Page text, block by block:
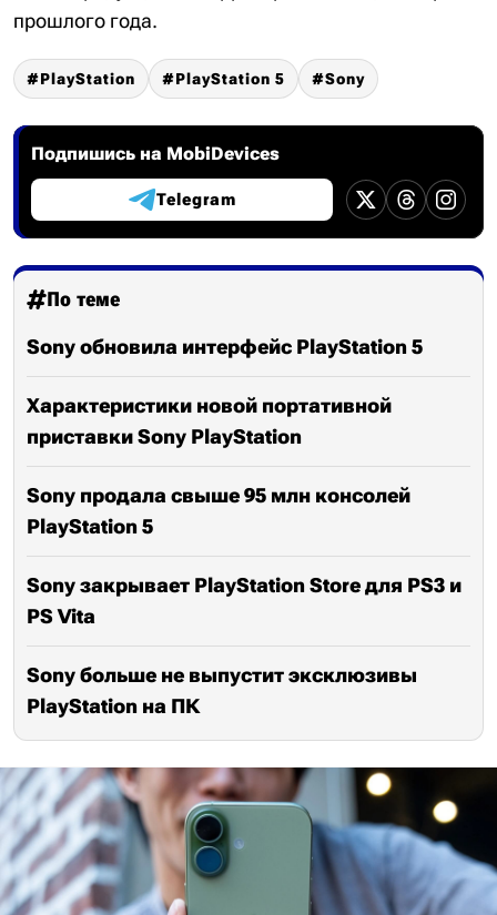
прошлого года.
PlayStation PlayStation 5 Sony
Подпишись на MobiDevices
Telegram
По теме
Sony обновила интерфейс PlayStation 5
Характеристики новой портативной
приставки Sony PlayStation
Sony продала свыше 95 млн консолей
PlayStation 5
Sony закрывает PlayStation Store для PS3 и
PS Vita
Sony больше не выпустит эксклюзивы
PlayStation на ПК